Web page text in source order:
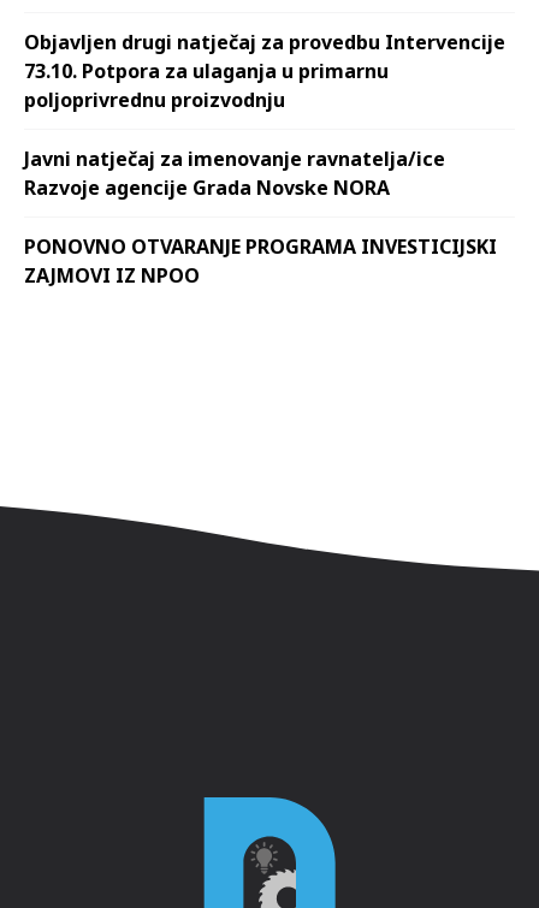
Objavljen drugi natječaj za provedbu Intervencije
73.10. Potpora za ulaganja u primarnu
poljoprivrednu proizvodnju
Javni natječaj za imenovanje ravnatelja/ice
Razvoje agencije Grada Novske NORA
PONOVNO OTVARANJE PROGRAMA INVESTICIJSKI
ZAJMOVI IZ NPOO